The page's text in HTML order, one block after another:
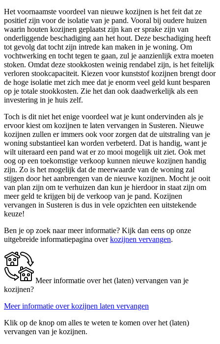
Het voornaamste voordeel van nieuwe kozijnen is het feit dat ze
positief zijn voor de isolatie van je pand. Vooral bij oudere huizen
waarin houten kozijnen geplaatst zijn kan er sprake zijn van
onderliggende beschadiging aan het hout. Deze beschadiging heeft
tot gevolg dat tocht zijn intrede kan maken in je woning. Om
vochtwerking en tocht tegen te gaan, zul je aanzienlijk extra moeten
stoken. Omdat deze stookkosten weinig rendabel zijn, is het feitelijk
verloren stookcapaciteit. Kiezen voor kunststof kozijnen brengt door
de hoge isolatie met zich mee dat je enorm veel geld kunt besparen
op je totale stookkosten. Zie het dan ook daadwerkelijk als een
investering in je huis zelf.
Toch is dit niet het enige voordeel wat je kunt ondervinden als je
ervoor kiest om kozijnen te laten vervangen in Susteren. Nieuwe
kozijnen zullen er immers ook voor zorgen dat de uitstraling van je
woning substantieel kan worden verbeterd. Dat is handig, want je
wilt uiteraard een pand wat er zo mooi mogelijk uit ziet. Ook met
oog op een toekomstige verkoop kunnen nieuwe kozijnen handig
zijn. Zo is het mogelijk dat de meerwaarde van de woning zal
stijgen door het aanbrengen van de nieuwe kozijnen. Mocht je ooit
van plan zijn om te verhuizen dan kun je hierdoor in staat zijn om
meer geld te krijgen bij de verkoop van je pand. Kozijnen
vervangen in Susteren is dus in vele opzichten een uitstekende
keuze!
Ben je op zoek naar meer informatie? Kijk dan eens op onze
uitgebreide informatiepagina overkozijnen vervangen.
Meer informatie over het (laten) vervangen van je
kozijnen?
Meer informatie over kozijnen laten vervangen
Klik op de knop om alles te weten te komen over het (laten)
vervangen van je kozijnen.